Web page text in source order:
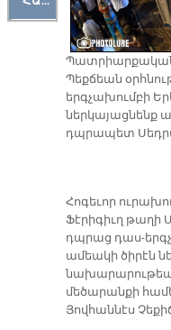
Պեքճեան
երգչախումբի
ներկայացնենք
դպրապետ
Հոգեւոր
Ֆէրիգիւղ թաղի
դպրաց դաս-
ամեակի ծիրէն
մեծարանքի
Յովհաննէս